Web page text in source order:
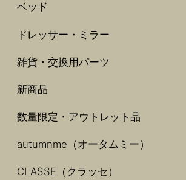
ベッド
ドレッサー・ミラー
雑貨・交換用パーツ
新商品
数量限定・アウトレット品
autumnme（オータムミー）
CLASSE（クラッセ）